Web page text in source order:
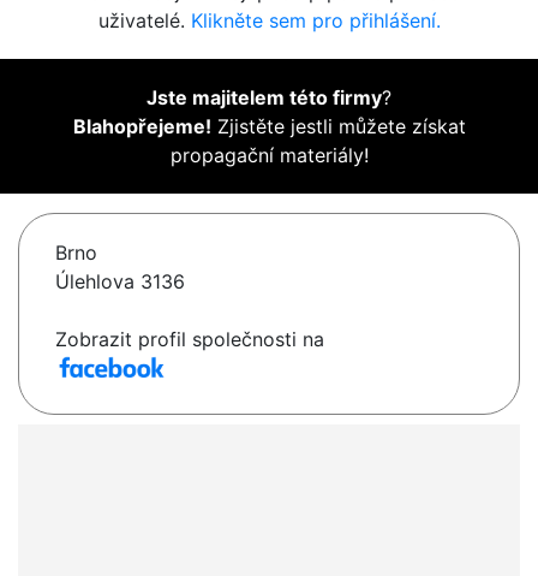
uživatelé. Klikněte sem pro přihlášení.
Jste majitelem této firmy?
Blahopřejeme! Zjistěte jestli můžete získat
propagační materiály!
Brno
Úlehlova 3136
Zobrazit profil společnosti na